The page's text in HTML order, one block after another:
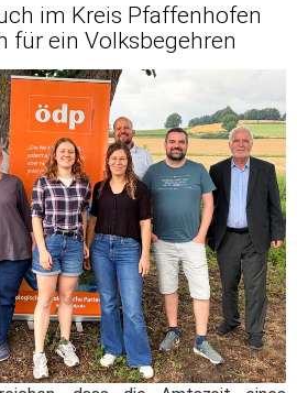
im Kreis Pfaffenhofen
für ein Volksbegehren